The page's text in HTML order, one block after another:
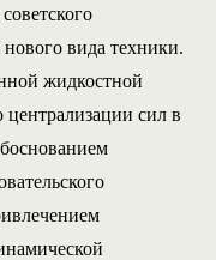
вида техники.
жидкостной
сил в